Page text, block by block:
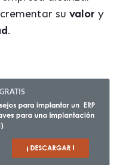
su valor y
.